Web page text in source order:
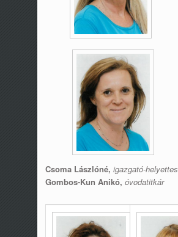
Csoma Lászlóné, igazgató-helyettes
Gombos-Kun Anikó, óvodatitkár